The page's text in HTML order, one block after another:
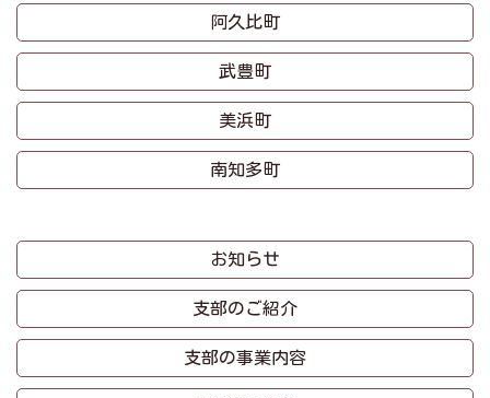
阿久比町
武豊町
美浜町
南知多町
お知らせ
支部のご紹介
支部の事業内容